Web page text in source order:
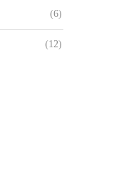
(6)
(12)